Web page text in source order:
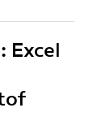
Excel